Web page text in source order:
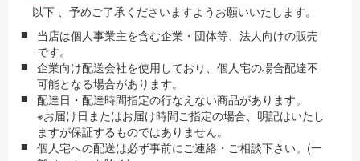
以下 、予めご了承くださいますようお願いいたします。
当店は個人事業主を含む企業・団体等、法人向けの販売
です。
企業向け配送会社を使用しており、個人宅の場合配達不
可能となる場合があります。
配達日・配達時間指定の行なえない商品があります。
※お届け日またはお届け時間ご指定の場合、明記はいたし
ますが保証するものではありません。
個人宅への配送は必ず事前にご連絡・ご相談下さい。(一